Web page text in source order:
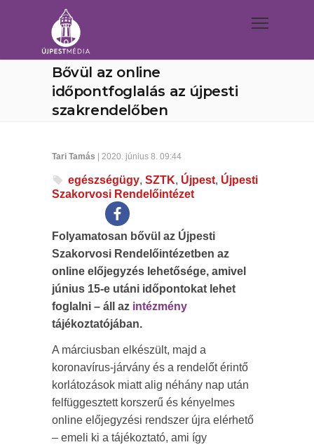
Bővül az online
időpontfoglalás az újpesti
szakrendelőben
Tari Tamás | 2020. június 8. 09:44
egészségügy, SZTK, Újpest, Újpesti
Szakorvosi Rendelőintézet
Folyamatosan bővül az Újpesti
Szakorvosi Rendelőintézetben az
online előjegyzés lehetősége, amivel
június 15-e utáni időpontokat lehet
foglalni – áll az intézmény
tájékoztatójában.
A márciusban elkészült, majd a
koronavírus-járvány és a rendelőt érintő
korlátozások miatt alig néhány nap után
felfüggesztett korszerű és kényelmes
online előjegyzési rendszer újra elérhető
– emeli ki a tájékoztató, ami így